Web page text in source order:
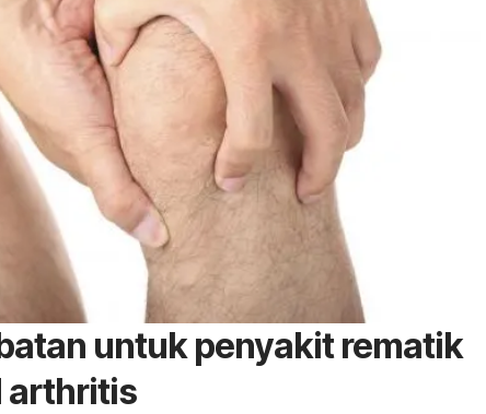
untuk penyakit rematik
arthritis